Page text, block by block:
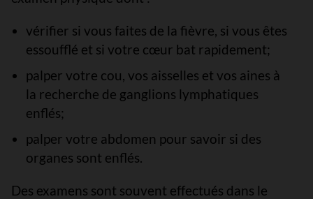
vérifier si vous faites de la fièvre, si vous êtes
essoufflé et si votre cœur bat rapidement;
palper votre cou, vos aisselles et vos aines à
la recherche de ganglions lymphatiques
enflés;
palper votre abdomen pour savoir si des
organes sont enflés.
Des examens sont souvent effectués dans le